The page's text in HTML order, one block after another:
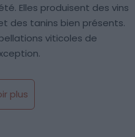
Elles produisent des vins
des tanins bien présents.
viticoles de
plus